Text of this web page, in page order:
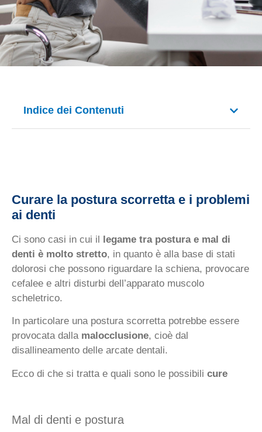
Indice dei Contenuti
Curare la postura scorretta e i problemi
ai denti
Ci sono casi in cui il legame tra postura e mal di
denti è molto stretto, in quanto è alla base di stati
dolorosi che possono riguardare la schiena, provocare
cefalee e altri disturbi dell’apparato muscolo
scheletrico.
In particolare una postura scorretta potrebbe essere
provocata dalla malocclusione, cioè dal
disallineamento delle arcate dentali.
Ecco di che si tratta e quali sono le possibili cure
Mal di denti e postura